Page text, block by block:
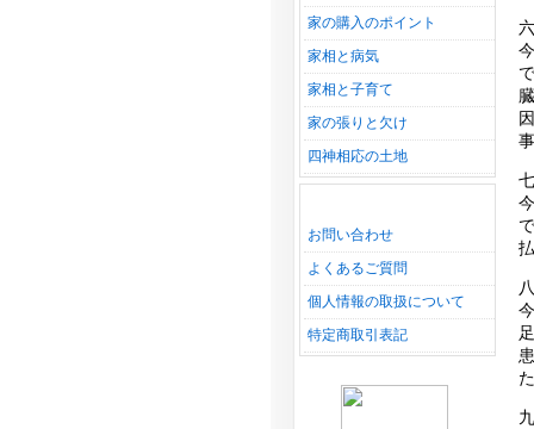
家の購入のポイント
家相と病気
家相と子育て
家の張りと欠け
四神相応の土地
お問い合わせ
よくあるご質問
個人情報の取扱について
特定商取引表記